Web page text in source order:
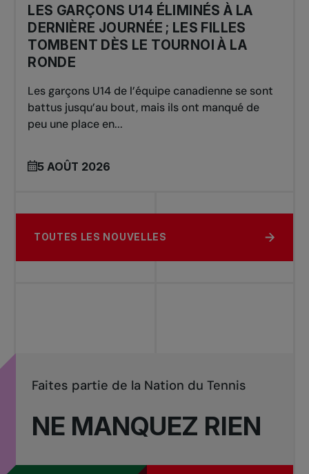
LES GARÇONS U14 ÉLIMINÉS À LA
DERNIÈRE JOURNÉE ; LES FILLES
TOMBENT DÈS LE TOURNOI À LA
RONDE
Les garçons U14 de l’équipe canadienne se sont
battus jusqu’au bout, mais ils ont manqué de
peu une place en...
5 AOÛT 2026
TOUTES LES NOUVELLES
NE MANQUEZ RIEN
Faites partie de la Nation du Tennis